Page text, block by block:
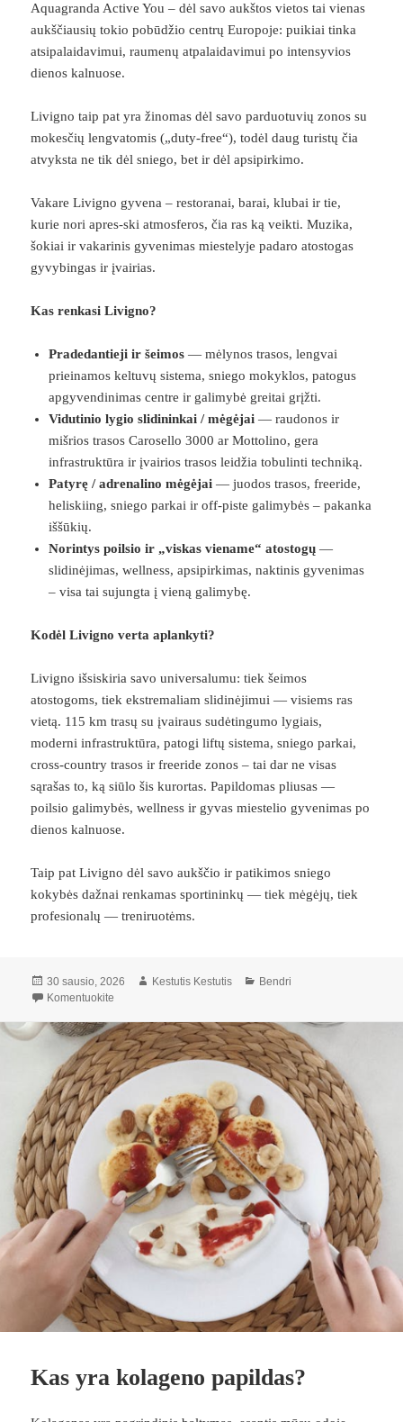
Aquagranda Active You – dėl savo aukštos vietos tai vienas
aukščiausių tokio pobūdžio centrų Europoje: puikiai tinka
atsipalaidavimui, raumenų atpalaidavimui po intensyvios
dienos kalnuose.
Livigno taip pat yra žinomas dėl savo parduotuvių zonos su
mokesčių lengvatomis („duty-free“), todėl daug turistų čia
atvyksta ne tik dėl sniego, bet ir dėl apsipirkimo.
Vakare Livigno gyvena – restoranai, barai, klubai ir tie,
kurie nori apres-ski atmosferos, čia ras ką veikti. Muzika,
šokiai ir vakarinis gyvenimas miestelyje padaro atostogas
gyvybingas ir įvairias.
Kas renkasi Livigno?
Pradedantieji ir šeimos — mėlynos trasos, lengvai
prieinamos keltuvų sistema, sniego mokyklos, patogus
apgyvendinimas centre ir galimybė greitai grįžti.
Vidutinio lygio slidininkai / mėgėjai — raudonos ir
mišrios trasos Carosello 3000 ar Mottolino, gera
infrastruktūra ir įvairios trasos leidžia tobulinti techniką.
Patyrę / adrenalino mėgėjai — juodos trasos, freeride,
heliskiing, sniego parkai ir off-piste galimybės – pakanka
iššūkių.
Norintys poilsio ir „viskas viename“ atostogų —
slidinėjimas, wellness, apsipirkimas, naktinis gyvenimas
– visa tai sujungta į vieną galimybę.
Kodėl Livigno verta aplankyti?
Livigno išsiskiria savo universalumu: tiek šeimos
atostogoms, tiek ekstremaliam slidinėjimui — visiems ras
vietą. 115 km trasų su įvairaus sudėtingumo lygiais,
moderni infrastruktūra, patogi liftų sistema, sniego parkai,
cross-country trasos ir freeride zonos – tai dar ne visas
sąrašas to, ką siūlo šis kurortas. Papildomas pliusas —
poilsio galimybės, wellness ir gyvas miestelio gyvenimas po
dienos kalnuose.
Taip pat Livigno dėl savo aukščio ir patikimos sniego
kokybės dažnai renkamas sportininkų — tiek mėgėjų, tiek
profesionalų — treniruotėms.
Paskelbta
30 sausio, 2026 Autorius
Kestutis Kestutis Kategorijos
Bendri
Komentuokite
Kas yra kolageno papildas?